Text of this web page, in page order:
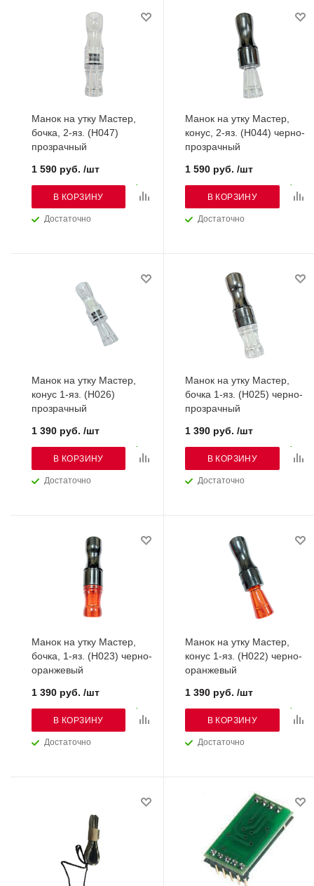
Манок на утку Мастер,
бочка, 2-яз. (H047)
прозрачный
Достаточно
1 590 руб. /шт
В КОРЗИНУ
Манок на утку Мастер,
конус, 2-яз. (H044) черно-
прозрачный
Достаточно
1 590 руб. /шт
В КОРЗИНУ
Манок на утку Мастер,
конус 1-яз. (H026)
прозрачный
Достаточно
1 390 руб. /шт
В КОРЗИНУ
Манок на утку Мастер,
бочка 1-яз. (H025) черно-
прозрачный
Достаточно
1 390 руб. /шт
В КОРЗИНУ
Манок на утку Мастер,
бочка, 1-яз. (H023) черно-
оранжевый
Достаточно
1 390 руб. /шт
В КОРЗИНУ
Манок на утку Мастер,
конус 1-яз. (H022) черно-
оранжевый
Достаточно
1 390 руб. /шт
В КОРЗИНУ